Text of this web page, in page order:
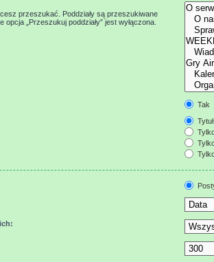
przeszukać. Poddziały są przeszukiwane
„Przeszukuj poddziały” jest wyłączona.
Tak